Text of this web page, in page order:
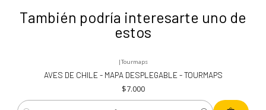
También podría interesarte uno de
estos
|Tourmaps
AVES DE CHILE - MAPA DESPLEGABLE - TOURMAPS
$7.000